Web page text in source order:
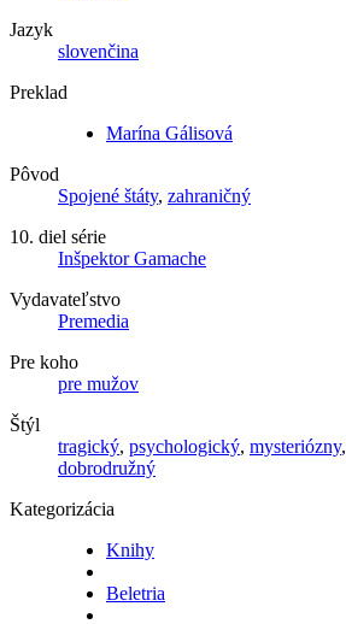
Jazyk
slovenčina
Preklad
Marína Gálisová
Pôvod
Spojené štáty, zahraničný
10. diel série
Inšpektor Gamache
Vydavateľstvo
Premedia
Pre koho
pre mužov
Štýl
tragický, psychologický, mysteriózny,
dobrodružný
Kategorizácia
Knihy
Beletria